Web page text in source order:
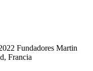
Fundadores Martin
Francia